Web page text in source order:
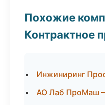
Похожие
Контрактное
Инжиниринг
АО Лаб ПроМаш